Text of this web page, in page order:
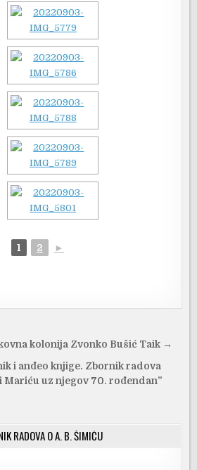
1 2 ►
kolonija Zvonko Bušić Taik →
i anđeo knjige. Zbornik radova
Mariću uz njegov 70. rođendan”
RADOVA O A. B. ŠIMIĆU